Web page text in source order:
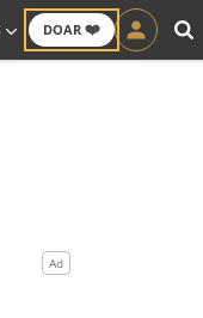
DOAR ❤️